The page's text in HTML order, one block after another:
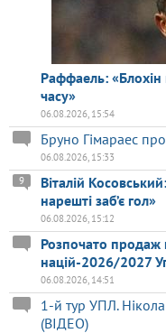
Раффаель: «Блохін
часу»
06.08.2026, 15:54
Бруно Гімараес
06.08.2026, 15:33
Віталій
нарешті заб’є гол»
9
06.08.2026, 15:12
Розпочато продаж
націй-2026/2027
06.08.2026, 14:51
1-й тур УПЛ. Нікола
(ВІДЕО)